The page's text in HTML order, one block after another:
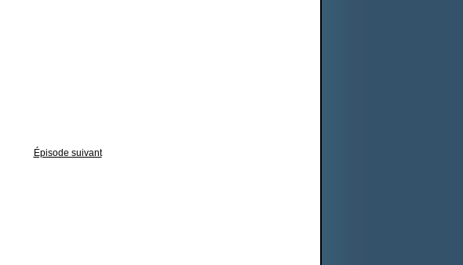
Épisode suivant